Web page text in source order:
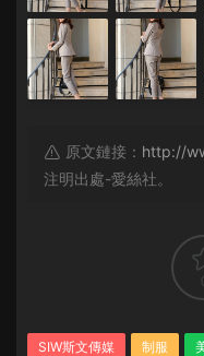
原文鏈接： http://
注明出處-愛絲社。
SIW斯文傳媒 制服